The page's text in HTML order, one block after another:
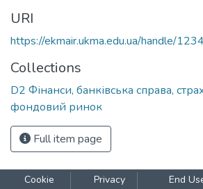
URI
https://ekmair.ukma.edu.ua/handle/
Collections
D2 Фінанси, банківська справа,
фондовий ринок
Full item page
Cookie
Privacy
End